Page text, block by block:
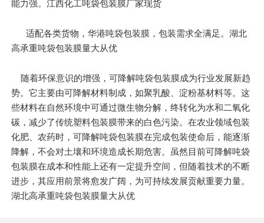
能力强。江西化工吨袋包装膜厂家现货
适配各类货物，华港吨袋包装膜，包装需求全满足。湖北
高承重吨袋包装膜量大从优
随着环保意识的增强，可降解吨袋包装膜成为行业发展新趋
势。它主要由可降解材料制成，如聚乳酸、淀粉基材料等。这
些材料在自然环境中可通过微生物分解，终转化为水和二氧化
碳，减少了传统塑料包装膜带来的白色污染。在农业领域包装
化肥、农药时，可降解吨袋包装膜在完成包装使命后，能逐渐
降解，不会对土壤和环境造成长期危害。虽然目前可降解吨袋
包装膜在成本和性能上还有一定提升空间，但随着技术的不断
进步，其应用前景将愈发广阔，为可持续发展贡献重要力量。
湖北高承重吨袋包装膜量大从优